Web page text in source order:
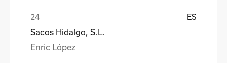
ES
Sacos Hidalgo, S.L.
Enric López